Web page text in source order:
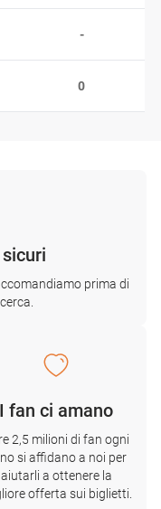
-
0
prima di
I fan ci amano
2,5 milioni di fan ogni
si affidano a noi per
aiutarli a ottenere la
offerta sui biglietti.